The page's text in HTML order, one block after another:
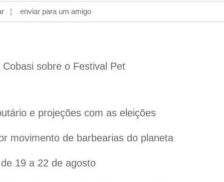
¦ enviar para um amigo
sobre o Festival Pet
e projeções com as eleições
movimento de barbearias do planeta
19 a 22 de agosto